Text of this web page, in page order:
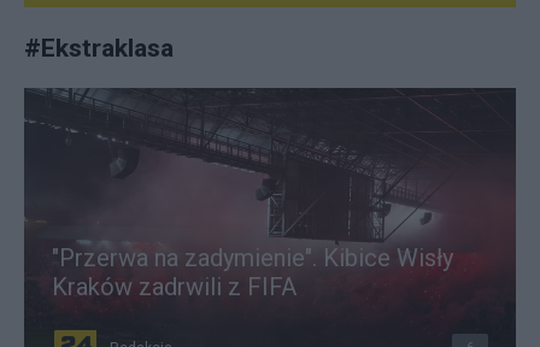
#Ekstraklasa
"Przerwa na zadymienie". Kibice Wisły
Kraków zadrwili z FIFA